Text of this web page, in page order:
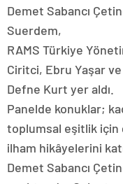
Demet Sabancı
Suerdem,
RAMS Türkiye
Ciritci, Ebru Yaşar
Defne Kurt yer aldı.
Panelde konuklar;
toplumsal eşitlik
ilham hikâyelerini
Demet Sabancı